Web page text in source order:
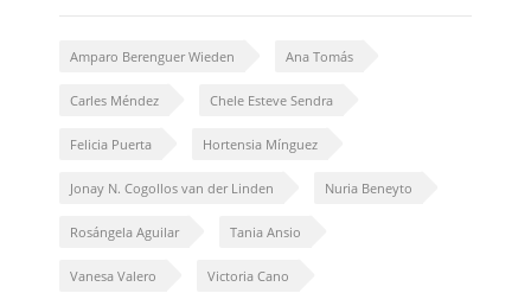
Amparo Berenguer Wieden Ana Tomás
Carles Méndez Chele Esteve Sendra
Felicia Puerta Hortensia Mínguez
Jonay N. Cogollos van der Linden Nuria Beneyto
Rosángela Aguilar Tania Ansio
Vanesa Valero Victoria Cano